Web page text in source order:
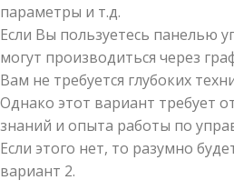
параметры и т.д.
Если Вы пользуетесь панелью
могут производиться через
Вам не требуется глубоких
Однако этот вариант требует
знаний и опыта работы по
Если этого нет, то разумно
вариант 2.